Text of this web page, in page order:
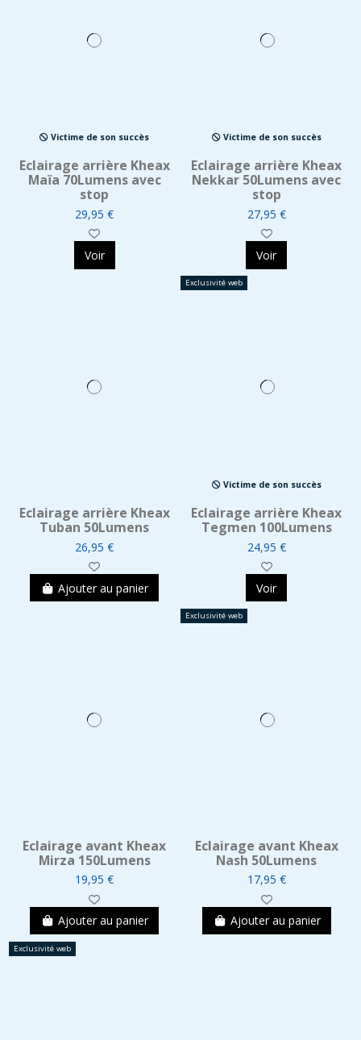
Victime de son succès
Eclairage arrière Kheax
Maïa 70Lumens avec
stop
29,95 €
Voir
Victime de son succès
Eclairage arrière Kheax
Nekkar 50Lumens avec
stop
27,95 €
Voir
Eclairage arrière Kheax
Tuban 50Lumens
26,95 €
Ajouter au panier
Exclusivité web
Victime de son succès
Eclairage arrière Kheax
Tegmen 100Lumens
24,95 €
Voir
Eclairage avant Kheax
Mirza 150Lumens
19,95 €
Ajouter au panier
Exclusivité web
Eclairage avant Kheax
Nash 50Lumens
17,95 €
Ajouter au panier
Exclusivité web